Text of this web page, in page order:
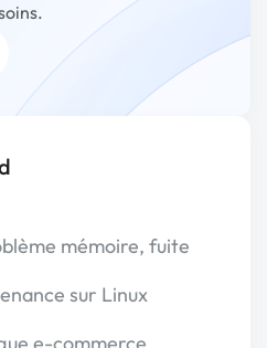
mémoire, fuite
sur Linux